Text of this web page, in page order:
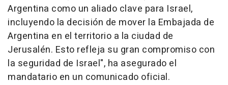
Argentina como un aliado clave para Israel,
incluyendo la decisión de mover la Embajada de
Argentina en el territorio a la ciudad de
Jerusalén. Esto refleja su gran compromiso con
la seguridad de Israel", ha asegurado el
mandatario en un comunicado oficial.